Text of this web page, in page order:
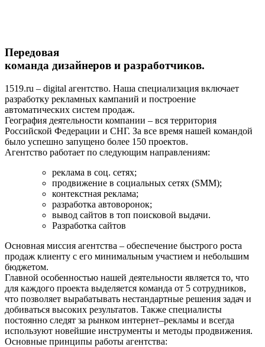
Передовая
команда дизайнеров и разработчиков.
1519.ru – digital агентство. Наша специализация включает
разработку рекламных кампаний и построение
автоматических систем продаж.
География деятельности компании – вся территория
Российской Федерации и СНГ. За все время нашей командой
было успешно запущено более 150 проектов.
Агентство работает по следующим направлениям:
реклама в соц. сетях;
продвижение в социальных сетях (SMM);
контекстная реклама;
разработка автоворонок;
вывод сайтов в топ поисковой выдачи.
Разработка сайтов
Основная миссия агентства – обеспечение быстрого роста
продаж клиенту с его минимальным участием и небольшим
бюджетом.
Главной особенностью нашей деятельности является то, что
для каждого проекта выделяется команда от 5 сотрудников,
что позволяет вырабатывать нестандартные решения задач и
добиваться высоких результатов. Также специалисты
постоянно следят за рынком интернет–рекламы и всегда
используют новейшие инструменты и методы продвижения.
Основные принципы работы агентства: